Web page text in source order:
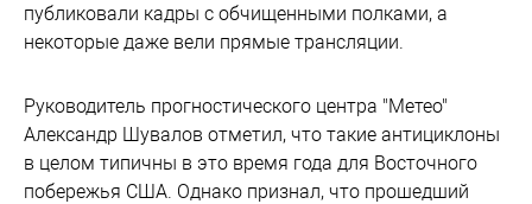
публиковали кадры с обчищенными полками, а
некоторые даже вели прямые трансляции.
Руководитель прогностического центра "Метео"
Александр Шувалов отметил, что такие антициклоны
в целом типичны в это время года для Восточного
побережья США. Однако признал, что прошедший